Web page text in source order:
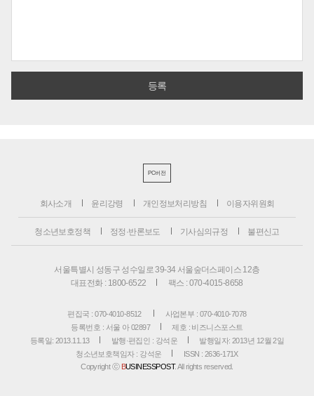
PC버전
회사소개 윤리강령 개인정보처리방침 이용자위원회
청소년보호정책 정정·반론보도 기사심의규정 불편신고
서울특별시 성동구 성수일로 39-34 서울숲더스페이스 12층
대표전화 : 1800-6522
팩스 : 070-4015-8658
편집국 : 070-4010-8512
사업본부 : 070-4010-7078
등록번호 : 서울 아 02897
제호 : 비즈니스포스트
등록일: 2013.11.13
발행·편집인 : 강석운
발행일자: 2013년 12월 2일
청소년보호책임자 : 강석운
ISSN : 2636-171X
Copyright ⓒ BUSINESSPOST. All rights reserved.